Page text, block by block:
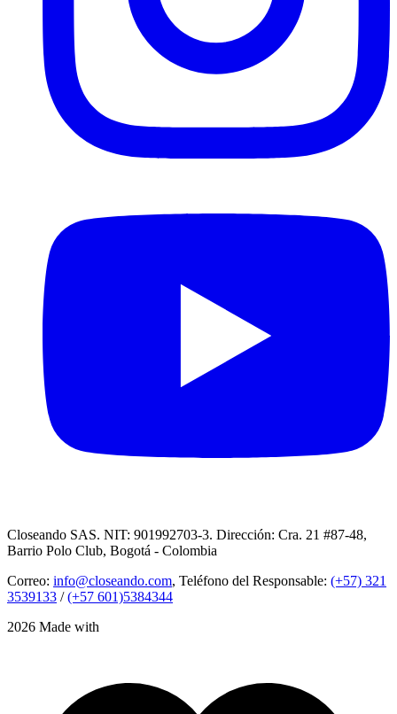
Closeando SAS. NIT: 901992703-3. Dirección: Cra. 21 #87-48,
Barrio Polo Club, Bogotá - Colombia
Correo: info@closeando.com, Teléfono del Responsable: (+57) 321
3539133 /(+57 601)5384344
2026 Made with